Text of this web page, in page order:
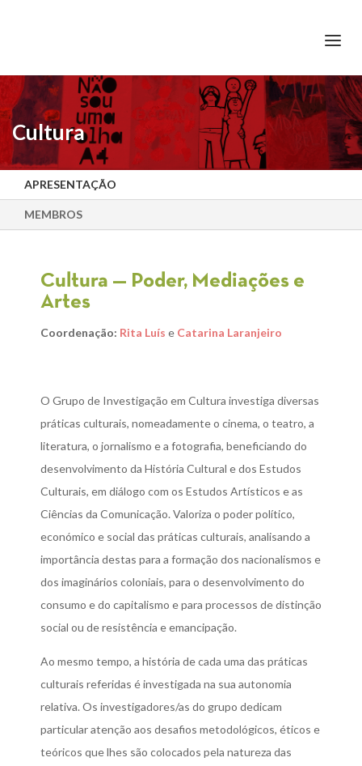
Cultura
APRESENTAÇÃO
MEMBROS
Cultura — Poder, Mediações e
Artes
Coordenação: Rita Luís e Catarina Laranjeiro
O Grupo de Investigação em Cultura investiga diversas
práticas culturais, nomeadamente o cinema, o teatro, a
literatura, o jornalismo e a fotografia, beneficiando do
desenvolvimento da História Cultural e dos Estudos
Culturais, em diálogo com os Estudos Artísticos e as
Ciências da Comunicação. Valoriza o poder político,
económico e social das práticas culturais, analisando a
importância destas para a formação dos nacionalismos e
dos imaginários coloniais, para o desenvolvimento do
consumo e do capitalismo e para processos de distinção
social ou de resistência e emancipação.
Ao mesmo tempo, a história de cada uma das práticas
culturais referidas é investigada na sua autonomia
relativa. Os investigadores/as do grupo dedicam
particular atenção aos desafios metodológicos, éticos e
teóricos que lhes são colocados pela natureza das